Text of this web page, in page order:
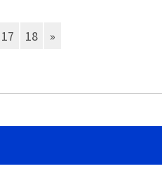
17 18 »